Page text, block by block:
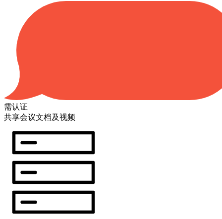
需认证
共享会议文档及视频